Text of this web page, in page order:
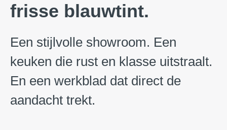
frisse blauwtint.
Een stijlvolle showroom. Een
keuken die rust en klasse uitstraalt.
En een werkblad dat direct de
aandacht trekt.